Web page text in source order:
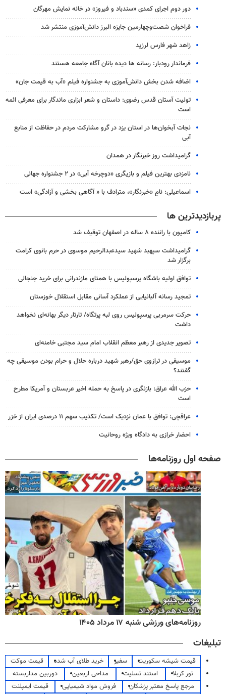
دور دوم اجرای کمدی «سندباد و فیروز» در خانه نمایش مهرگان
فراخوان شصت‌وچهارمین جایزه البرز دانش‌آموزی منتشر شد
زاهد شهر فارس لرزید
فرماندار رودبار: رسانه ها دیده بانان آگاه جامعه هستند
اضافه شدن بخش دانش‌آموزی به جشنواره فیلم «آب به قیمت جان»
تولیت آستان قدس رضوی: داستان و شعر ابزاری ماندگار برای معرفی ائمه
است
نجات آبخوان‌ها در استان یزد در گرو مشارکت مردم در حفاظت از منابع
آبی
گرامیداشت روز خبرنگار در همدان
نامزدی بهترین فیلم و بازیگری «دوچرخه آبی» در ۲ جشنواره جهانی
اسماعیلی: نامِ «خبرنگار»، مترادف با « آگاهی بخشی و آزادگی» است
پربازدیدترین ها
کامیون با راننده ۸ ساله در اصفهان توقیف شد
گرامیداشت سپهبد شهید سیدعبدالرحیم موسوی در حرم بانوی کرامت
برگزار شد
توافق اولیه باشگاه پرسپولیس با همتای مازندرانی برای خرید جنجالی
تمجید رسانه آلبانیایی از عملکرد آسانی مقابل استقلال خوزستان
حرکت سرمربی پرسپولیس روی لبه پرتگاه/ تارتار دیگر بهانه‌ای نخواهد
داشت
تصویر جدیدی از رهبر معظم انقلاب امام سید مجتبی خامنه‌ای
موسیقی در ترازوی حق/رهبر شهید درباره حلال و حرام بودن موسیقی چه
گفتند؟
حزب الله عراق: بازنگری در پاسخ به حمله اخیر عربستان و آمریکا مطرح
است
عراقچی: توافق با عمان نزدیک است/ تکذیب سهم ۱۱ درصدی ایران از خزر
احضار خرازی به دادگاه ویژه روحانیت
صفحه اول روزنامه‌ها
روزنامه‌های ورزشی شنبه ۱۷ مرداد ۱۴۰۵
تبلیغات
قیمت شیشه سکوریت سفیر خرید طلای آب شده
قیمت موکت
تور کربلا
استند تسلیت مداحی اربعین
دوربین مداربسته
مرجع پاسخ معتبر پزشکان
فروش مواد شیمیایی
قیمت ایمپلنت